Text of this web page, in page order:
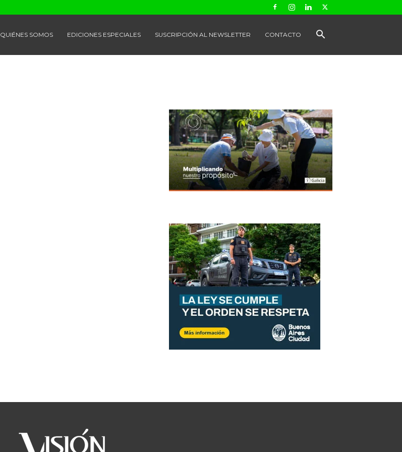
QUIÉNES SOMOS EDICIONES ESPECIALES SUSCRIPCIÓN AL NEWSLETTER CONTACTO